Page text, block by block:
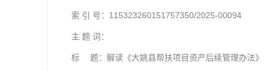
索 引 号：115323260151757350/2025-00094
主 题 词：
标 题：解读《大姚县帮扶项目资产后续管理办法》